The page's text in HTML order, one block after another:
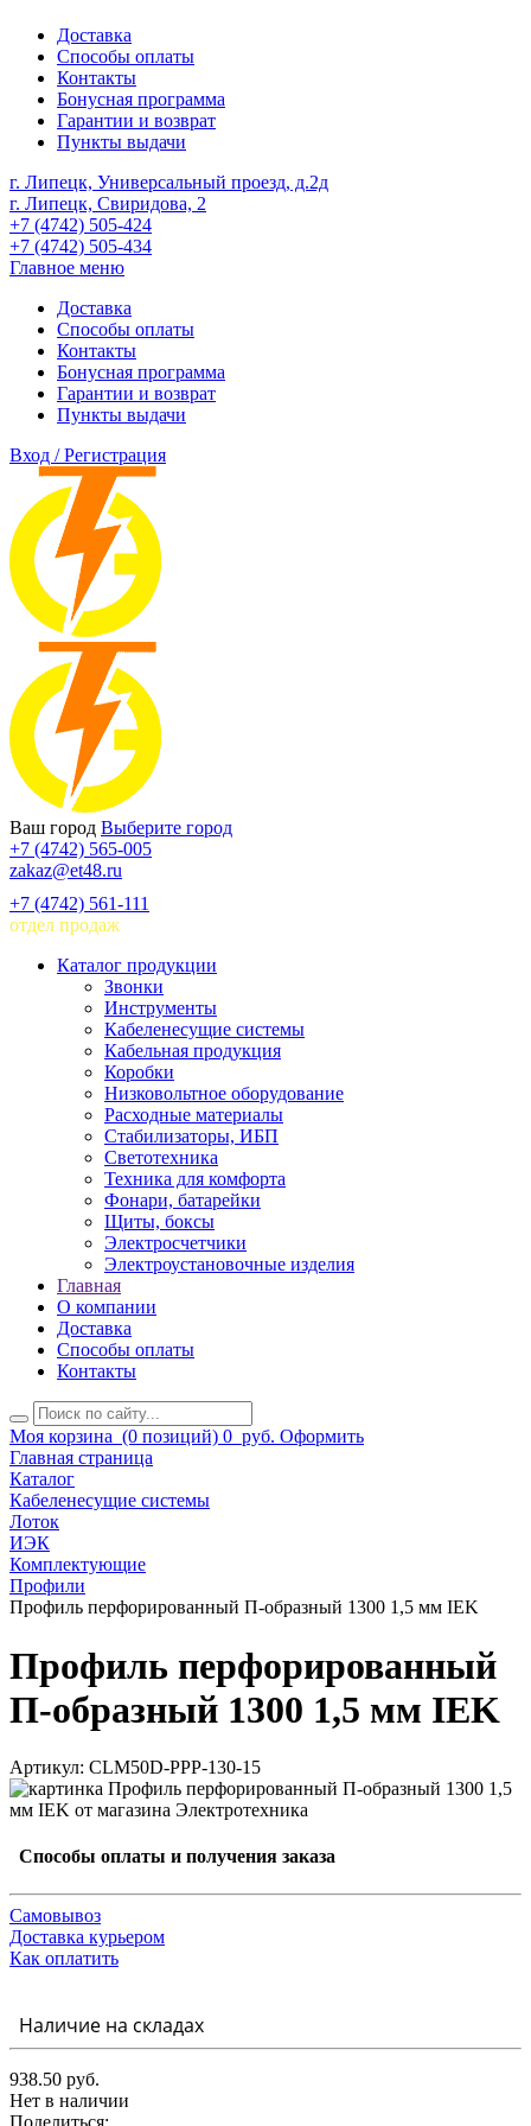
Доставка
Способы оплаты
Контакты
Бонусная программа
Гарантии и возврат
Пункты выдачи
г. Липецк, Универсальный проезд, д.2д
г. Липецк, Свиридова, 2
+7 (4742) 505-424
+7 (4742) 505-434
Главное меню
Доставка
Способы оплаты
Контакты
Бонусная программа
Гарантии и возврат
Пункты выдачи
Вход / Регистрация
Ваш город Выберите город
+7 (4742) 565-005
zakaz@et48.ru
+7 (4742) 561-111
отдел продаж
Каталог продукции
Звонки
Инструменты
Кабеленесущие системы
Кабельная продукция
Коробки
Низковольтное оборудование
Расходные материалы
Стабилизаторы, ИБП
Светотехника
Техника для комфорта
Фонари, батарейки
Щиты, боксы
Электросчетчики
Электроустановочные изделия
Главная
О компании
Доставка
Способы оплаты
Контакты
Моя корзина (0 позиций) 0 руб. Оформить
Главная страница
Каталог
Кабеленесущие системы
Лоток
ИЭК
Комплектующие
Профили
Профиль перфорированный П-образный 1300 1,5 мм IEK
Профиль перфорированный
П-образный 1300 1,5 мм IEK
Артикул: CLM50D-PPP-130-15
Способы оплаты и получения заказа
Самовывоз
Доставка курьером
Как оплатить
Наличие на складах
938.50 руб.
Нет в наличии
Поделиться: